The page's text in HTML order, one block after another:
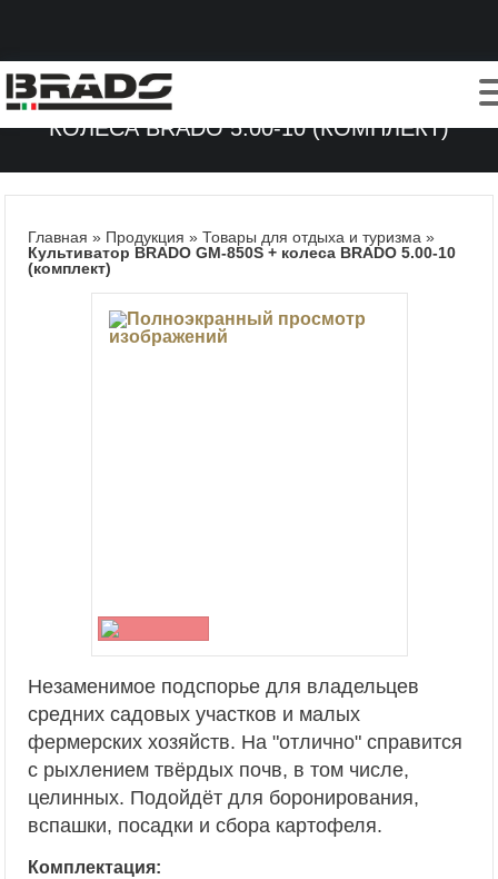
КУЛЬТИВАТОР BRADO GM-850S +
КОЛЕСА BRADO 5.00-10 (КОМПЛЕКТ)
Главная » Продукция»Товары для отдыха и туризма»
Культиватор BRADO GM-850S + колеса BRADO 5.00-10
(комплект)
Незаменимое подспорье для владельцев
средних садовых участков и малых
фермерских хозяйств. На "отлично" справится
с рыхлением твёрдых почв, в том числе,
целинных. Подойдёт для боронирования,
вспашки, посадки и сбора картофеля.
Комплектация: